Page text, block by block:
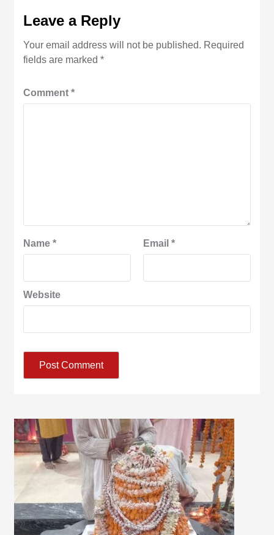
Leave a Reply
Your email address will not be published. Required
fields are marked*
Comment*
Name* Email *
Website